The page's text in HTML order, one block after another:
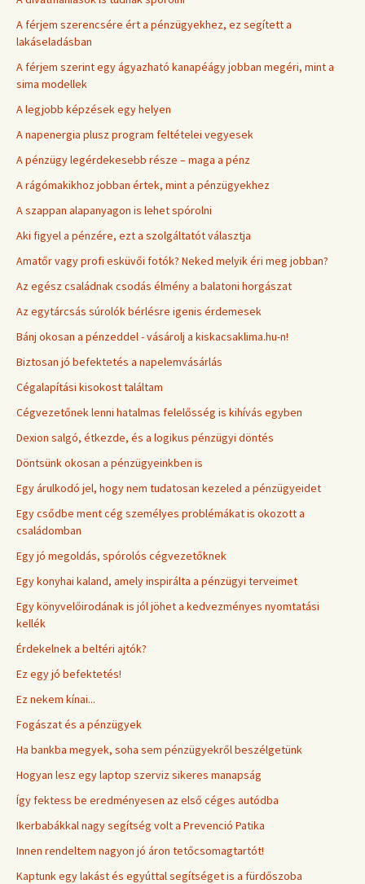
A férjem szerencsére ért a pénzügyekhez, ez segített a
lakáseladásban
A férjem szerint egy ágyazható kanapéágy jobban megéri, mint a
sima modellek
A legjobb képzések egy helyen
A napenergia plusz program feltételei vegyesek
A pénzügy legérdekesebb része – maga a pénz
A rágómakikhoz jobban értek, mint a pénzügyekhez
A szappan alapanyagon is lehet spórolni
Aki figyel a pénzére, ezt a szolgáltatót választja
Amatőr vagy profi esküvői fotók? Neked melyik éri meg jobban?
Az egész családnak csodás élmény a balatoni horgászat
Az egytárcsás súrolók bérlésre igenis érdemesek
Bánj okosan a pénzeddel - vásárolj a kiskacsaklima.hu-n!
Biztosan jó befektetés a napelemvásárlás
Cégalapítási kisokost találtam
Cégvezetőnek lenni hatalmas felelősség is kihívás egyben
Dexion salgó, étkezde, és a logikus pénzügyi döntés
Döntsünk okosan a pénzügyeinkben is
Egy árulkodó jel, hogy nem tudatosan kezeled a pénzügyeidet
Egy csődbe ment cég személyes problémákat is okozott a
családomban
Egy jó megoldás, spórolós cégvezetőknek
Egy konyhai kaland, amely inspirálta a pénzügyi terveimet
Egy könyvelőirodának is jól jöhet a kedvezményes nyomtatási
kellék
Érdekelnek a beltéri ajtók?
Ez egy jó befektetés!
Ez nekem kínai...
Fogászat és a pénzügyek
Ha bankba megyek, soha sem pénzügyekről beszélgetünk
Hogyan lesz egy laptop szerviz sikeres manapság
Így fektess be eredményesen az első céges autódba
Ikerbabákkal nagy segítség volt a Prevenció Patika
Innen rendeltem nagyon jó áron tetőcsomagtartót!
Kaptunk egy lakást és egyúttal segítséget is a fürdőszoba